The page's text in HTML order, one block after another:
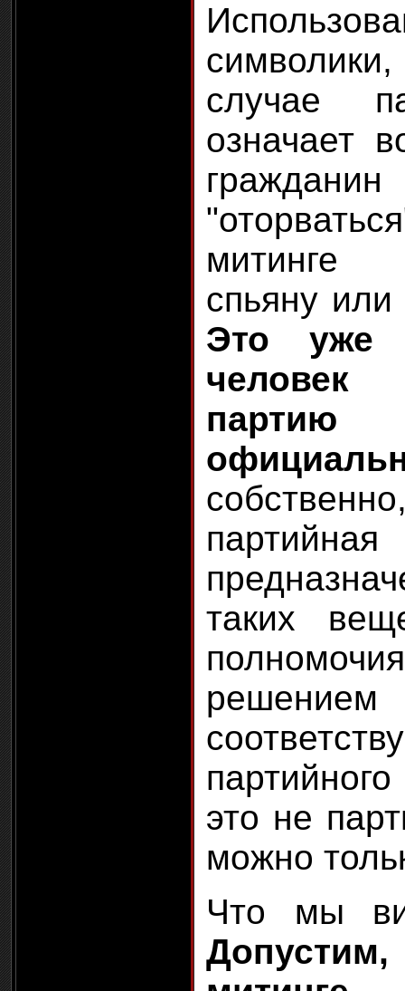
случае
означает
спьяну
Это уже
человек
таких
решением
это не
можно
Что мы